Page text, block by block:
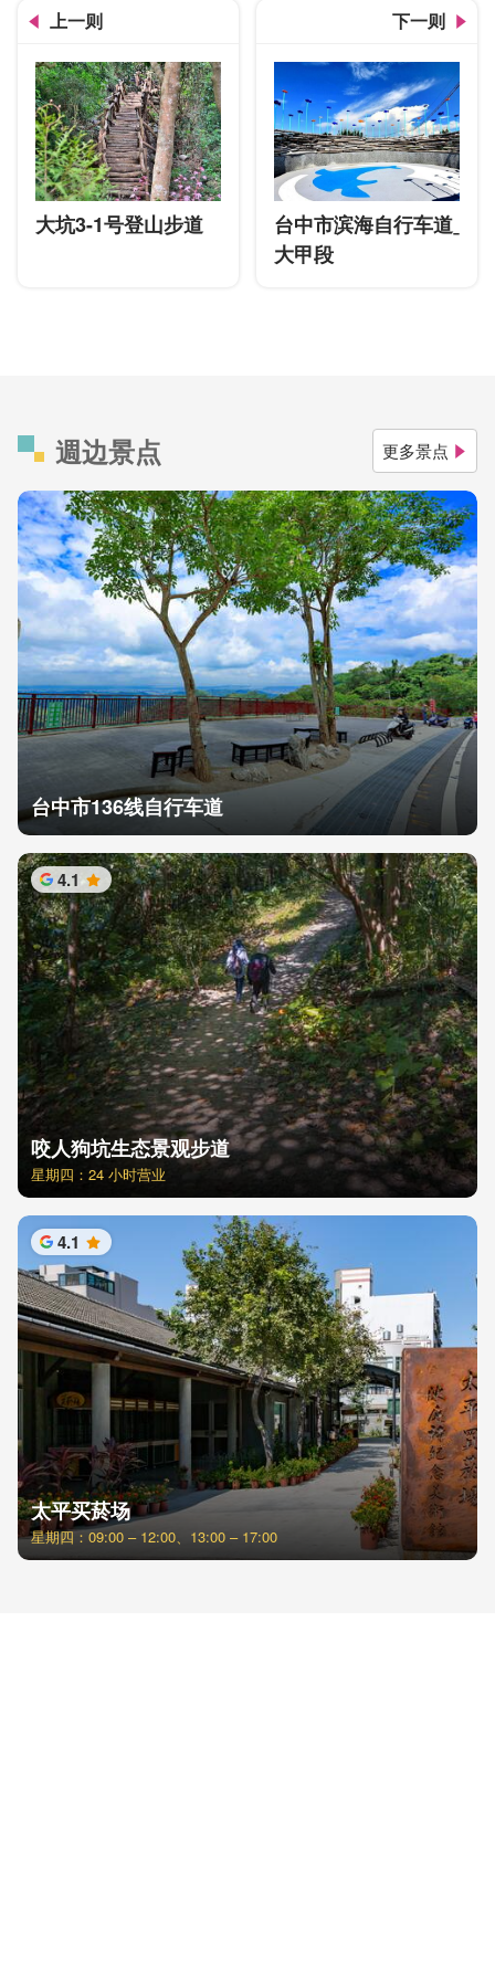
上一则
大坑3-1号登山步道
下一则
台中市滨海自行车道ˍ
大甲段
週边景点 更多景点
台中市136线自行车道
4.1 星
咬人狗坑生态景观步道
星期四：24 小时营业
4.1 星
太平买菸场
星期四：09:00 – 12:00、13:00 – 17:00